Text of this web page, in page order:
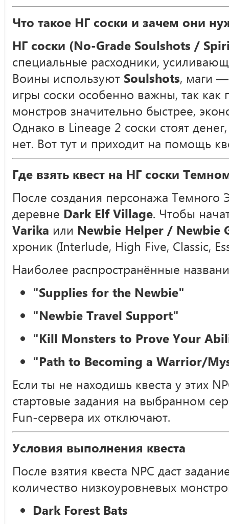
Что такое НГ соски и зачем они
НГ соски (No-Grade Soulshots /
специальные расходники,
Воины используют Soulshots, маги
игры соски особенно важны, так как
монстров значительно быстрее,
Однако в Lineage 2 соски стоят
нет. Вот тут и приходит на помощь
Где взять квест на НГ соски
После создания персонажа Темного
деревне Dark Elf Village. Чтобы
Varika или Newbie Helper / Newbie
хроник (Interlude, High Five, Classic,
Наиболее распространённые
"Supplies for the Newbie"
"Newbie Travel Support"
"Kill Monsters to Prove Your
"Path to Becoming a Warrior/
Если ты не находишь квеста у этих
стартовые задания на выбранном
Fun-сервера их отключают.
Условия выполнения квеста
После взятия квеста NPC даст
количество низкоуровневых
Dark Forest Bats